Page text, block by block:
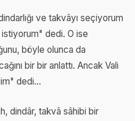
ve takvâyı seçiyorum
istiyorum" dedi. O ise
böyle olunca da
bir bir anlattı. Ancak Vali
dedi...
dindâr, takvâ sâhibi bir